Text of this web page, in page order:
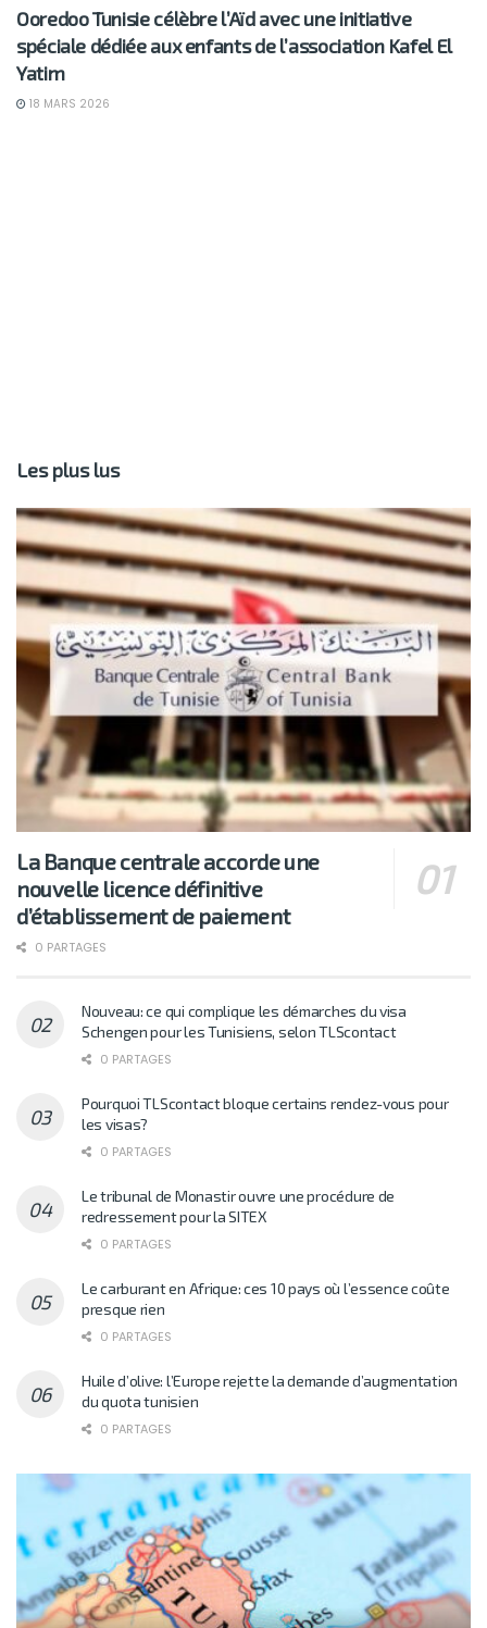
Ooredoo Tunisie célèbre l’Aïd avec une initiative
spéciale dédiée aux enfants de l’association Kafel El
Yatim
18 MARS 2026
Les plus lus
La Banque centrale accorde une
nouvelle licence définitive
d’établissement de paiement
0 PARTAGES
Nouveau: ce qui complique les démarches du visa
Schengen pour les Tunisiens, selon TLScontact
0 PARTAGES
Pourquoi TLScontact bloque certains rendez-vous pour
les visas?
0 PARTAGES
Le tribunal de Monastir ouvre une procédure de
redressement pour la SITEX
0 PARTAGES
Le carburant en Afrique: ces 10 pays où l’essence coûte
presque rien
0 PARTAGES
Huile d’olive: l’Europe rejette la demande d’augmentation
du quota tunisien
0 PARTAGES